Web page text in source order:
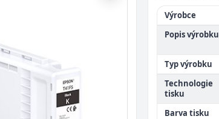
Výrobce
Popis výrobku
Typ výrobku
Technologie
tisku
Barva tisku